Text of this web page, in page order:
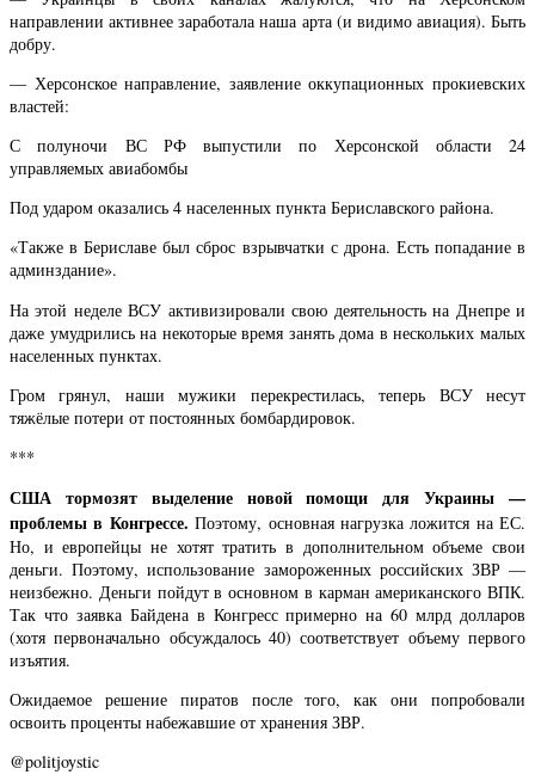
направлении активнее заработала наша арта (и видимо авиация). Быть
добру.
— Херсонское направление, заявление оккупационных прокиевских
властей:
С полуночи ВС РФ выпустили по Херсонской области 24
управляемых авиабомбы
Под ударом оказались 4 населенных пункта Бериславского района.
«Также в Бериславе был сброс взрывчатки с дрона. Есть попадание в
админздание».
На этой неделе ВСУ активизировали свою деятельность на Днепре и
даже умудрились на некоторые время занять дома в нескольких малых
населенных пунктах.
Гром грянул, наши мужики перекрестилась, теперь ВСУ несут
тяжёлые потери от постоянных бомбардировок.
***
США тормозят выделение новой помощи для Украины —
проблемы в Конгрессе. Поэтому, основная нагрузка ложится на ЕС.
Но, и европейцы не хотят тратить в дополнительном объеме свои
деньги. Поэтому, использование замороженных российских ЗВР —
неизбежно. Деньги пойдут в основном в карман американского ВПК.
Так что заявка Байдена в Конгресс примерно на 60 млрд долларов
(хотя первоначально обсуждалось 40) соответствует объему первого
изъятия.
Ожидаемое решение пиратов после того, как они попробовали
освоить проценты набежавшие от хранения ЗВР.
@politjoystic